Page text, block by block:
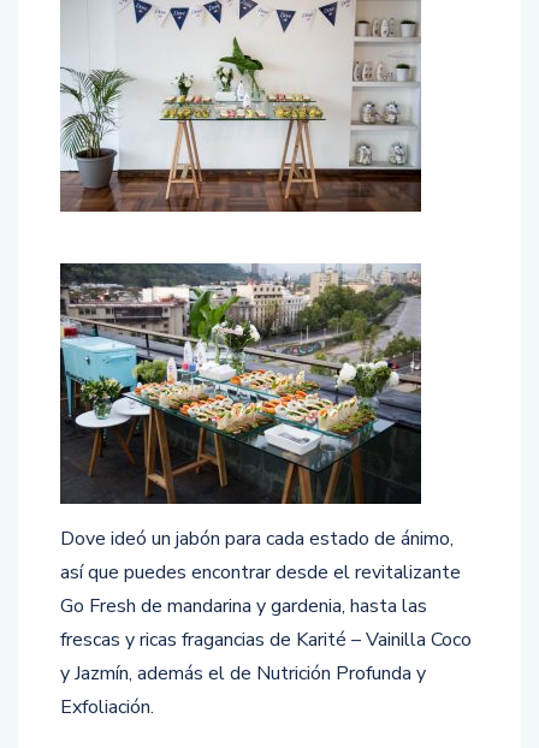
Dove ideó un jabón para cada estado de ánimo,
así que puedes encontrar desde el revitalizante
Go Fresh de mandarina y gardenia, hasta las
frescas y ricas fragancias de Karité – Vainilla Coco
y Jazmín, además el de Nutrición Profunda y
Exfoliación.